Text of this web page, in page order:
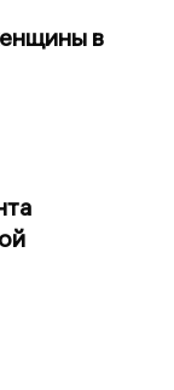
в